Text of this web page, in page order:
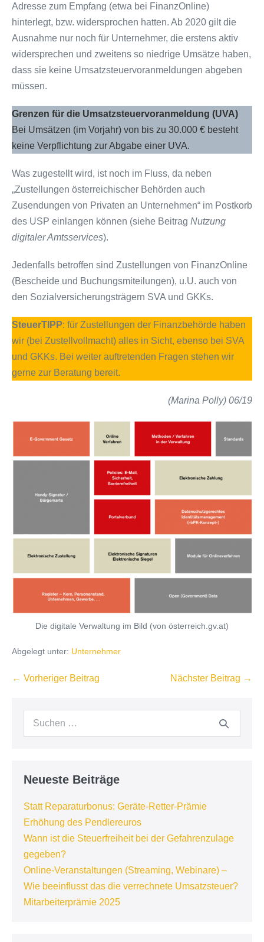
Adresse zum Empfang (etwa bei FinanzOnline)
hinterlegt, bzw. widersprochen hatten. Ab 2020 gilt die
Ausnahme nur noch für Unternehmer, die erstens aktiv
widersprechen und zweitens so niedrige Umsätze haben,
dass sie keine Umsatzsteuervoranmeldungen abgeben
müssen.
Grenzen für die Umsatzsteuervoranmeldung (UVA)
Bei Umsätzen (im Vorjahr) von bis zu 30.000 € besteht
keine Verpflichtung zur Abgabe einer UVA.
Was zugestellt wird, ist noch im Fluss, da neben
„Zustellungen österreichischer Behörden auch
Zusendungen von Privaten an Unternehmen“ im Postkorb
des USP einlangen können (siehe Beitrag Nutzung
digitaler Amtsservices).
Jedenfalls betroffen sind Zustellungen von FinanzOnline
(Bescheide und Buchungsmiteilungen), u.U. auch von
den Sozialversicherungsträgern SVA und GKKs.
SteuerTIPP: für Zustellungen der Finanzbehörde haben
wir (bei Zustellvollmacht) alles in Sicht, ebenso bei SVA
und GKKs. Bei weiter auftretenden Fragen stehen wir
gerne zur Beratung bereit.
(Marina Polly) 06/19
Die digitale Verwaltung im Bild (von österreich.gv.at)
Abgelegt unter: Unternehmer
Beitragsnavigation
← Vorheriger Beitrag Nächster Beitrag →
Suchen
Neueste Beiträge
Statt Reparaturbonus: Geräte-Retter-Prämie
Erhöhung des Pendlereuros
Wann ist die Steuerfreiheit bei der Gefahrenzulage
gegeben?
Online-Veranstaltungen (Streaming, Webinare) –
Wie beeinflusst das die verrechnete Umsatzsteuer?
Mitarbeiterprämie 2025